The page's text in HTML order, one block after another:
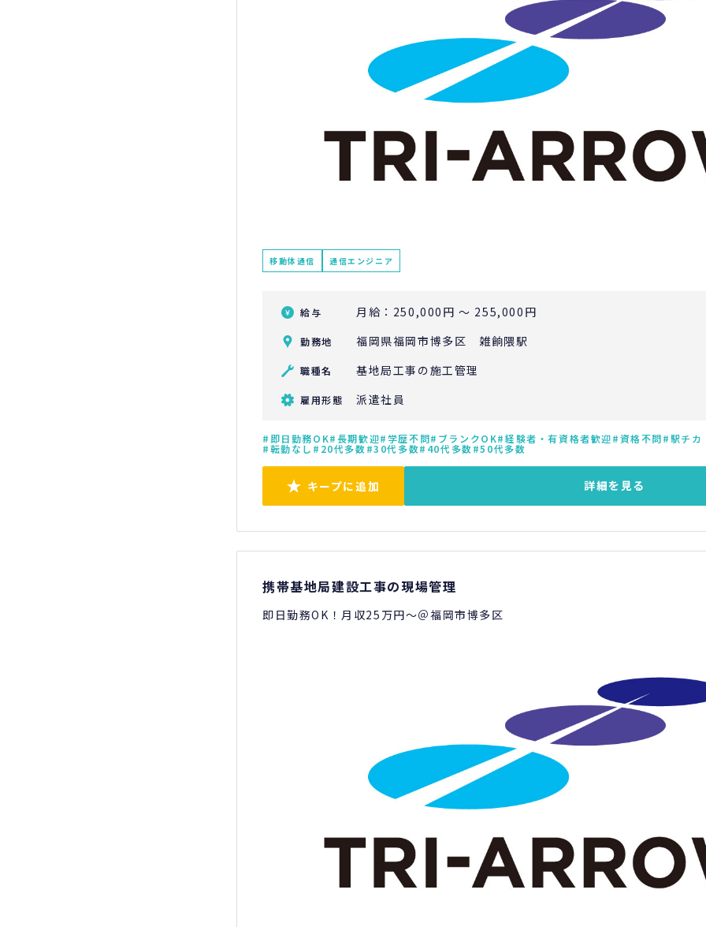
移動体通信 通信エンジニア
給与 月給：250,000円 ～ 255,000円
勤務地 福岡県福岡市博多区 雑餉隈駅
職種名 基地局工事の施工管理
雇用形態 派遣社員
即日勤務OK 長期歓迎 学歴不問 ブランクOK 経験者・有資格者歓迎 資格不問 駅チカ
転勤なし 20代多数 30代多数 40代多数 50代多数
キープに追加 詳細を見る
携帯基地局建設工事の現場管理
即日勤務OK！月収25万円～＠福岡市博多区